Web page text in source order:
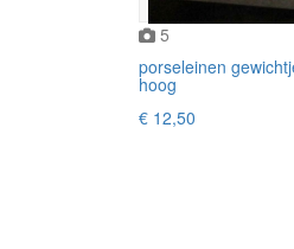
5
porseleinen
hoog
€ 12,50